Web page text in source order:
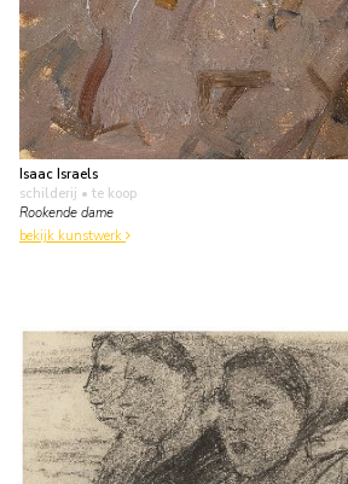
Isaac Israels
schilderij • te koop
Rookende dame
bekijk kunstwerk